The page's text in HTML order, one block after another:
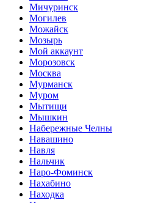
Мичуринск
Могилев
Можайск
Мозырь
Мой аккаунт
Морозовск
Москва
Мурманск
Муром
Мытищи
Мышкин
Набережные Челны
Навашино
Навля
Нальчик
Наро-Фоминск
Нахабино
Находка